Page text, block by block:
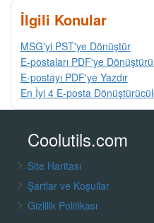
İlgili Konular
MSG'yi PST'ye Dönüştür
E-postaları PDF'ye
E-postayı PDF'ye Yazdır
En İyi 4 E-posta
Coolutils.com
Site Haritası
Şartlar ve Koşullar
Gizlilik Politikası